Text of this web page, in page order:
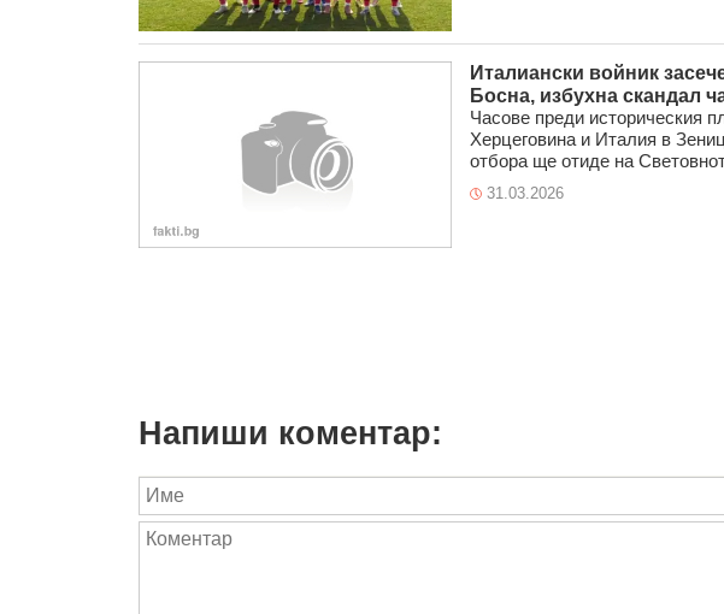
Италиански войник
Босна, избухна скандал
Часове преди историческия
Херцеговина и Италия в
отбора ще отиде на
31.03.2026
Напиши коментар: